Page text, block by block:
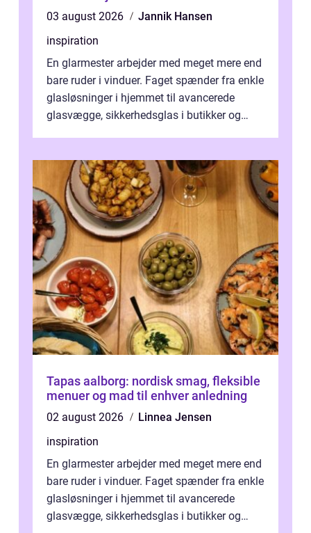
03 august 2026
Jannik Hansen
inspiration
En glarmester arbejder med meget mere end
bare ruder i vinduer. Faget spænder fra enkle
glasløsninger i hjemmet til avancerede
glasvægge, sikkerhedsglas i butikker og
Tapas aalborg: nordisk smag, fleksible
menuer og mad til enhver anledning
02 august 2026
Linnea Jensen
inspiration
En glarmester arbejder med meget mere end
bare ruder i vinduer. Faget spænder fra enkle
glasløsninger i hjemmet til avancerede
glasvægge, sikkerhedsglas i butikker og